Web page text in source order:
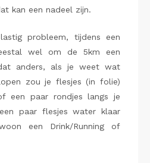
kan een nadeel zijn.
probleem, tijdens een
wel om de 5km een
anders, als je weet wat
zou je flesjes (in folie)
een paar rondjes langs je
paar flesjes water klaar
een Drink/Running of